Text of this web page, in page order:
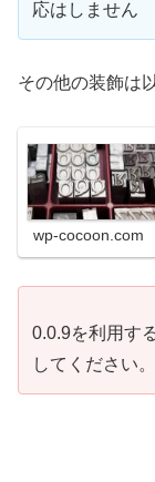
応はしません
その他の装飾は
wp-cocoon.com
0.0.9を利用す
してください。